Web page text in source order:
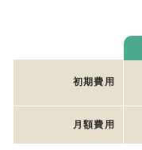
初期費用
月額費用